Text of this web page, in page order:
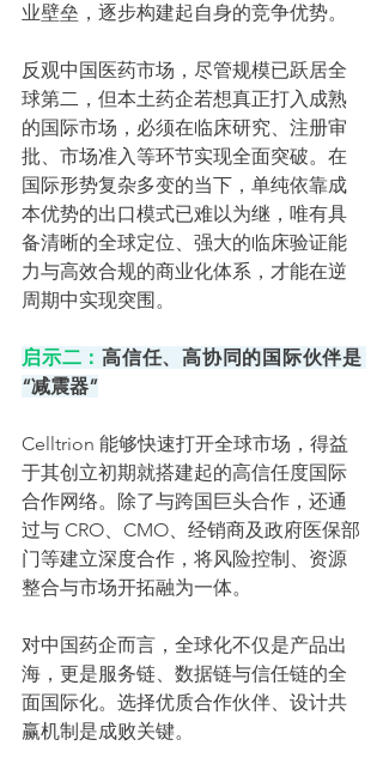
业壁垒，逐步构建起自身的竞争优势。
反观中国医药市场，尽管规模已跃居全
球第二，但本土药企若想真正打入成熟
的国际市场，必须在临床研究、注册审
批、市场准入等环节实现全面突破。在
国际形势复杂多变的当下，单纯依靠成
本优势的出口模式已难以为继，唯有具
备清晰的全球定位、强大的临床验证能
力与高效合规的商业化体系，才能在逆
周期中实现突围。
启示二： 高信任、高协同的国际伙伴是
“减震器”
Celltrion 能够快速打开全球市场，得益
于其创立初期就搭建起的高信任度国际
合作网络。除了与跨国巨头合作，还通
过与 CRO、CMO、经销商及政府医保部
门等建立深度合作，将风险控制、资源
整合与市场开拓融为一体。
对中国药企而言，全球化不仅是产品出
海，更是服务链、数据链与信任链的全
面国际化。选择优质合作伙伴、设计共
赢机制是成败关键。